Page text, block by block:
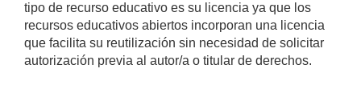
tipo de recurso educativo es su licencia ya que los
recursos educativos abiertos incorporan una licencia
que facilita su reutilización sin necesidad de solicitar
autorización previa al autor/a o titular de derechos.